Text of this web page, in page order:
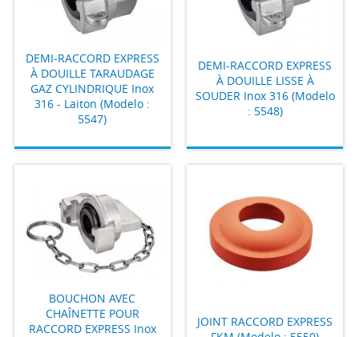
DEMI-RACCORD EXPRESS
À DOUILLE TARAUDAGE
GAZ CYLINDRIQUE Inox
316 - Laiton (Modelo :
5547)
DEMI-RACCORD EXPRESS
À DOUILLE LISSE À
SOUDER Inox 316 (Modelo
: 5548)
BOUCHON AVEC
CHAÎNETTE POUR
RACCORD EXPRESS Inox
JOINT RACCORD EXPRESS